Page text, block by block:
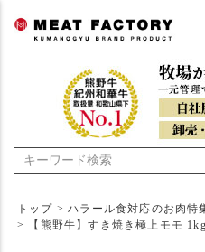
トップ
ハラール食対応のお肉特
【熊野牛】すき焼き極上モモ